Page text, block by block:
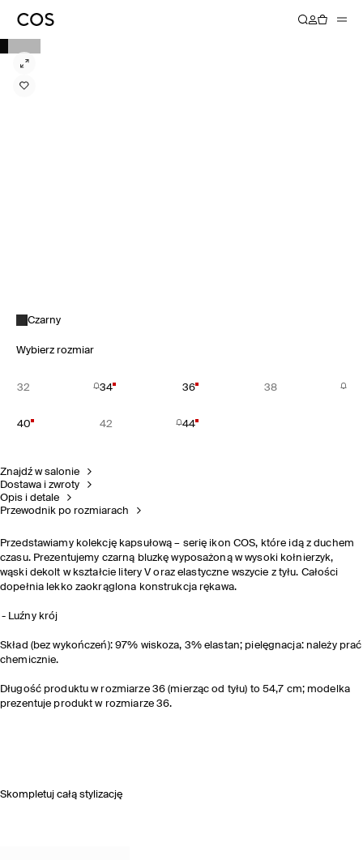
Czarny
Wybierz rozmiar
32 34 36 38
40 42 44
Znajdź w salonie
Dostawa i zwroty
Opis i detale
Przewodnik po rozmiarach
Przedstawiamy kolekcję kapsułową – serię ikon COS, które idą z duchem
czasu. Prezentujemy czarną bluzkę wyposażoną w wysoki kołnierzyk,
wąski dekolt w kształcie litery V oraz elastyczne wszycie z tyłu. Całości
dopełnia lekko zaokrąglona konstrukcja rękawa.
Luźny krój
Skład (bez wykończeń): 97% wiskoza, 3% elastan; pielęgnacja: należy prać
chemicznie.
Długość produktu w rozmiarze 36 (mierząc od tyłu) to 54,7 cm; modelka
prezentuje produkt w rozmiarze 36.
Skompletuj całą stylizację